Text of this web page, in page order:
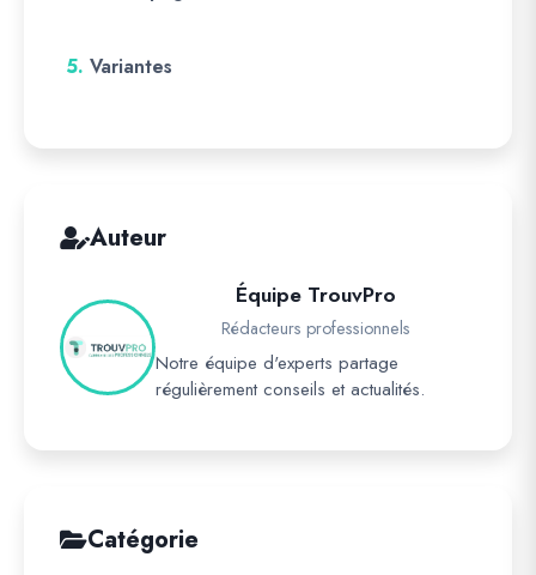
5. Variantes
Auteur
Équipe TrouvPro
Rédacteurs professionnels
Notre équipe d'experts partage
régulièrement conseils et actualités.
Catégorie